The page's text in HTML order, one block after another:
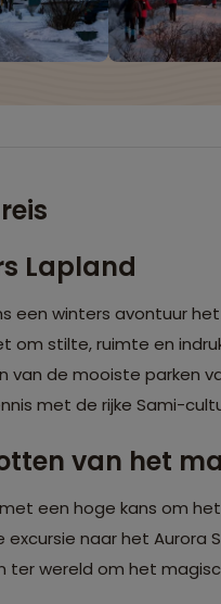
Lapland
een winters avontuur
om stilte, ruimte en
van de mooiste parken
met de rijke Sami-
van het
een hoge kans om
excursie naar het
ter wereld om het